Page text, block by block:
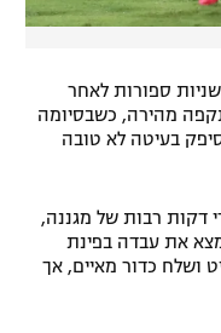
שניות ספורות לאחר
מהירה, כשבסיומה
בעיטה לא טובה
דקות רבות של מגננה,
את עבדה בפינת
ושלח כדור מאיים, אך